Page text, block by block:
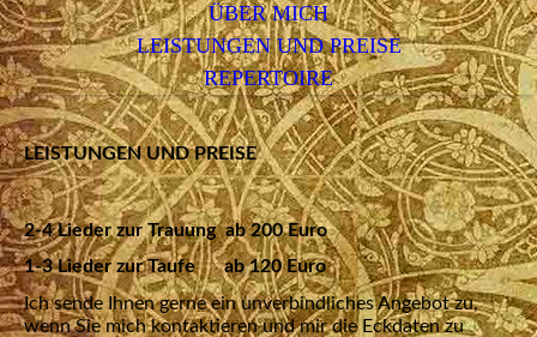
ÜBER MICH
LEISTUNGEN UND PREISE
REPERTOIRE
LEISTUNGEN UND PREISE
2-4 Lieder zur Trauung ab 200 Euro
1-3 Lieder zur Taufe ab 120 Euro
Ich sende Ihnen gerne ein unverbindliches Angebot zu,
wenn Sie mich kontaktieren und mir die Eckdaten zu